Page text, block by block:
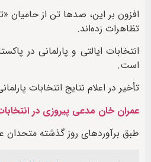
افزون بر این، صدها تن از حامیان
تظاهرات زده‌اند.
است.
تأخیر در اعلام نتایج انتخابات
عمران خان مدعی پیروزی در
طبق برآوردهای روز گذشته متحدان عمران خان با کسب ۱۰۱